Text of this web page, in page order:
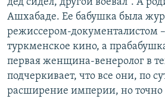
Ашхабаде. Ее бабушка была
режиссером-документалистом –
туркменское кино, а
первая женщина-венеролог в
подчеркивает, что все они, по
расширение империи, но